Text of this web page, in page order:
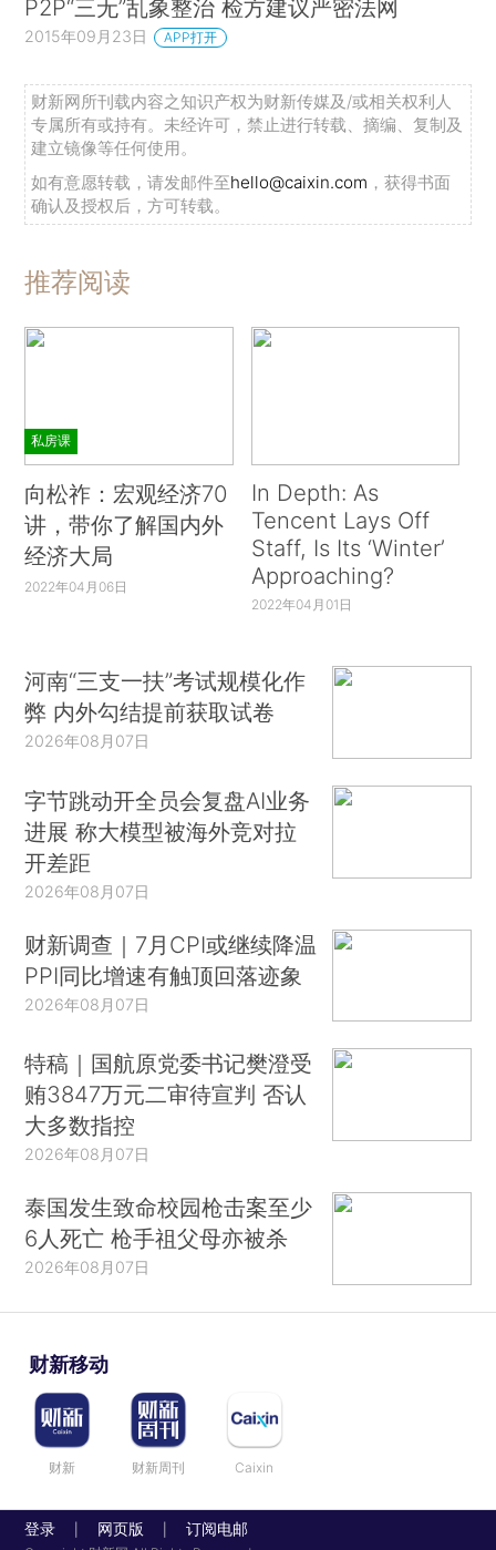
P2P“三无”乱象整治 检方建议严密法网
2015年09月23日 APP打开
财新网所刊载内容之知识产权为财新传媒及/或相关权利人
专属所有或持有。未经许可，禁止进行转载、摘编、复制及
建立镜像等任何使用。
如有意愿转载，请发邮件至hello@caixin.com ，获得书面
确认及授权后，方可转载。
推荐阅读
私房课
向松祚：宏观经济70
讲，带你了解国内外
经济大局
2022年04月06日
In Depth: As
Tencent Lays Off
Staff, Is Its ‘Winter’
Approaching?
2022年04月01日
河南“三支一扶”考试规模化作
弊 内外勾结提前获取试卷
2026年08月07日
字节跳动开全员会复盘AI业务
进展 称大模型被海外竞对拉
开差距
2026年08月07日
财新调查｜7月CPI或继续降温
PPI同比增速有触顶回落迹象
2026年08月07日
特稿｜国航原党委书记樊澄受
贿3847万元二审待宣判 否认
大多数指控
2026年08月07日
泰国发生致命校园枪击案至少
6人死亡 枪手祖父母亦被杀
2026年08月07日
财新移动
财新 财新周刊 Caixin
登录 网页版 订阅电邮